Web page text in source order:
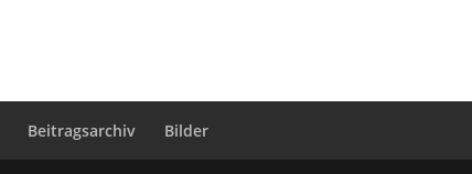
Beitragsarchiv Bilder